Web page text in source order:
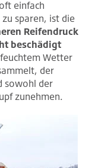
einfach
sparen, ist die
Reifendruck
beschädigt
Wetter
der
sowohl der
zunehmen.